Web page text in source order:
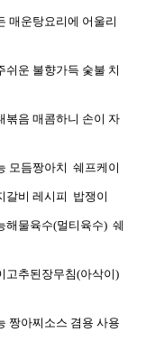
매운탕요리에 어울리
쉬운 불향가득 숯불 치
볶음 매콤하니 손이 자
모듬짱아치 쉐프케이
갈비 레시피 밥쟁이
해물육수(멀티육수) 쉐
고추된장무침(아삭이)
짱아찌소스 겸용 사용